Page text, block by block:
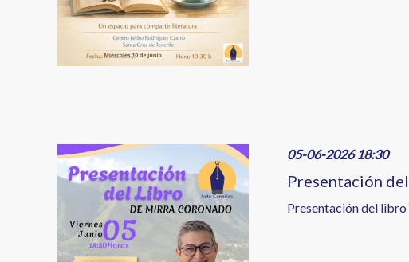
Image 05-06-2026 18:30
Presentación
Presentación del libro